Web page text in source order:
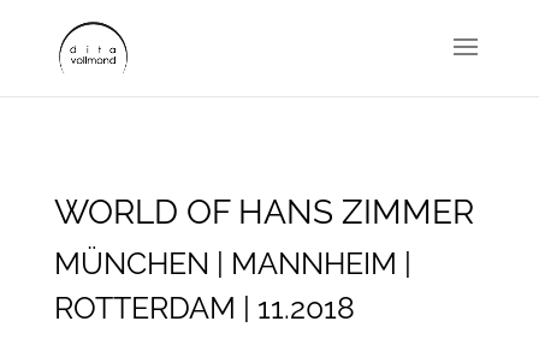
WORLD OF HANS ZIMMER
MÜNCHEN | MANNHEIM |
ROTTERDAM | 11.2018